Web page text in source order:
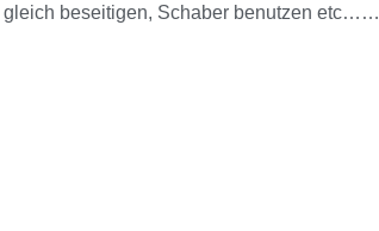
gleich beseitigen, Schaber benutzen etc……